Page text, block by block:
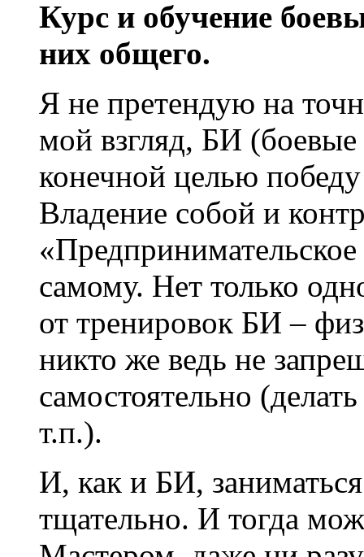
Курс и обучение
них общего.
Я не претендую на
мой взгляд, БИ (боевые
конечной целью
Владение собой и
самому. Нет только
от тренировок БИ –
никто же ведь не
самостоятельно
т.п.).
И, как и БИ,
тщательно. И тогда